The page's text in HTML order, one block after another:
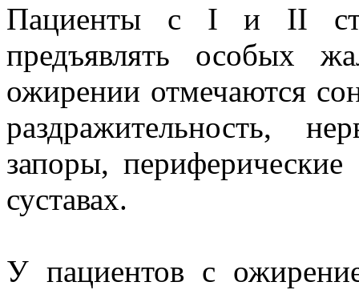
Пациенты с I и II
предъявлять особых
ожирении отмечаются
раздражительность,
запоры,
суставах.
У пациентов с